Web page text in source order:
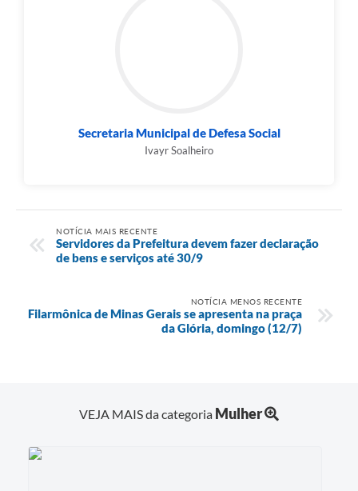
Secretaria Municipal de Defesa Social
Ivayr Soalheiro
NOTÍCIA MAIS RECENTE
Servidores da Prefeitura devem fazer declaração
de bens e serviços até 30/9
NOTÍCIA MENOS RECENTE
Filarmônica de Minas Gerais se apresenta na praça
da Glória, domingo (12/7)
VEJA MAIS da categoria Mulher